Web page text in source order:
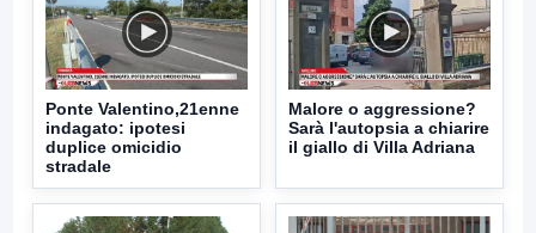
Ponte Valentino,21enne
indagato: ipotesi
duplice omicidio
stradale
Malore o aggressione?
Sarà l'autopsia a chiarire
il giallo di Villa Adriana